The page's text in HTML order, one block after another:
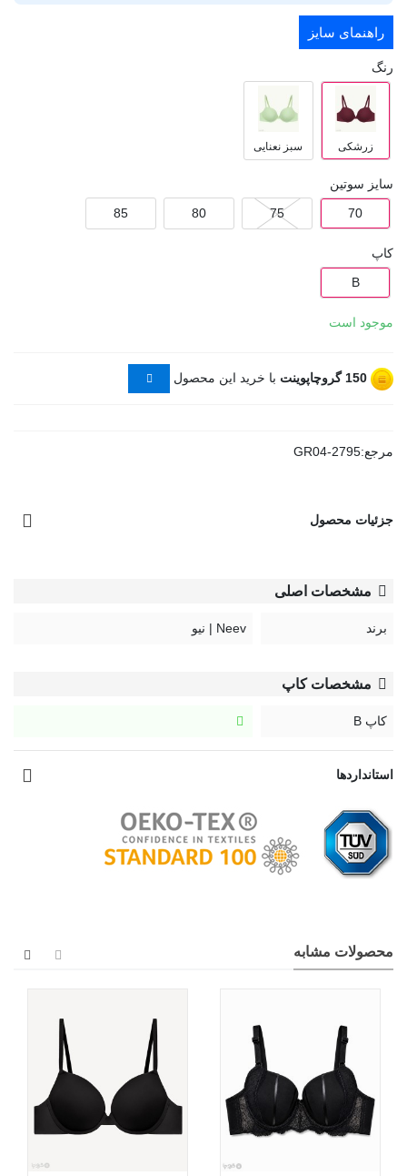
راهنمای سایز
رنگ
زرشکی سبز نعنایی
سایز سوتین
70
75
80
85
کاپ
B
موجود است
150 گروچاپوینت با خرید این محصول
مرجع:GR04-2795
جزئیات محصول
مشخصات اصلی
برند Neev | نیو
مشخصات کاپ
کاپ B
استانداردها
محصولات مشابه